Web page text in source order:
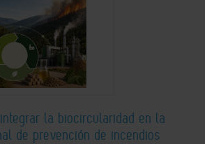
la biocircularidad en la
de prevención de incendios